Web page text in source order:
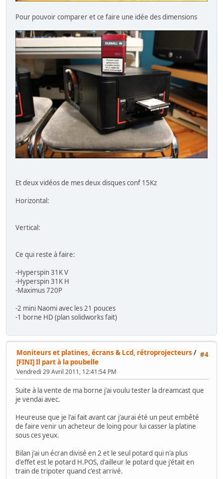
Pour pouvoir comparer et ce faire une idée des dimensions
Et deux vidéos de mes deux disques conf 15Kz
Horizontal:
Vertical:
Ce qui reste à faire:
-Hyperspin 31K V
-Hyperspin 31K H
-Maximus 720P
-2 mini Naomi avec les 21 pouces
-1 borne HD (plan solidworks fait)
#4
Moniteurs et platines, écrans & Lcd, rétroprojecteurs /
[FINI] Il part à la poubelle
Vendredi 29 Avril 2011, 12:41:54 PM
Suite à la vente de ma borne j'ai voulu tester la dreamcast que
je vendai avec.
Heureuse que je l'ai fait avant car j'aurai été un peut embêté
de faire venir un acheteur de loing pour lui casser la platine
sous ces yeux.
Bilan j'ai un écran divisé en 2 et le seul potard qui n'a plus
d'effet est le potard H.POS, d'ailleur le potard que j'était en
train de tripoter quand c'est arrivé.